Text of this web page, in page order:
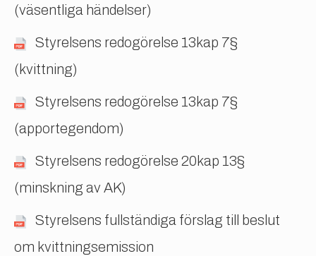
(väsentliga händelser)
Styrelsens redogörelse 13kap 7§
(kvittning)
Styrelsens redogörelse 13kap 7§
(apportegendom)
Styrelsens redogörelse 20kap 13§
(minskning av AK)
Styrelsens fullständiga förslag till beslut
om kvittningsemission